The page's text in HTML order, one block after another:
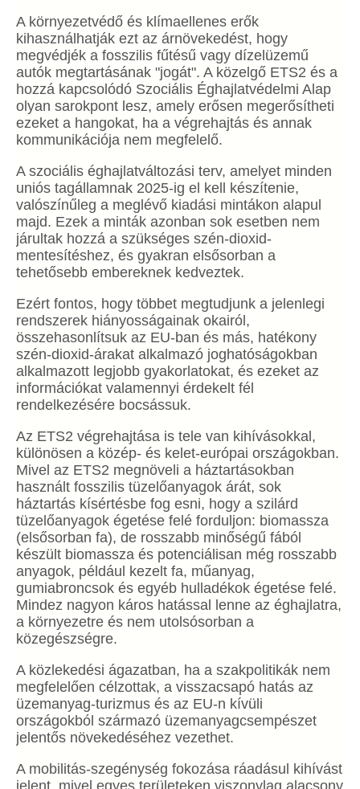
A környezetvédő és klímaellenes erők
kihasználhatják ezt az árnövekedést, hogy
megvédjék a fosszilis fűtésű vagy dízelüzemű
autók megtartásának "jogát". A közelgő ETS2 és a
hozzá kapcsolódó Szociális Éghajlatvédelmi Alap
olyan sarokpont lesz, amely erősen megerősítheti
ezeket a hangokat, ha a végrehajtás és annak
kommunikációja nem megfelelő.
A szociális éghajlatváltozási terv, amelyet minden
uniós tagállamnak 2025-ig el kell készítenie,
valószínűleg a meglévő kiadási mintákon alapul
majd. Ezek a minták azonban sok esetben nem
járultak hozzá a szükséges szén-dioxid-
mentesítéshez, és gyakran elsősorban a
tehetősebb embereknek kedveztek.
Ezért fontos, hogy többet megtudjunk a jelenlegi
rendszerek hiányosságainak okairól,
összehasonlítsuk az EU-ban és más, hatékony
szén-dioxid-árakat alkalmazó joghatóságokban
alkalmazott legjobb gyakorlatokat, és ezeket az
információkat valamennyi érdekelt fél
rendelkezésére bocsássuk.
Az ETS2 végrehajtása is tele van kihívásokkal,
különösen a közép- és kelet-európai országokban.
Mivel az ETS2 megnöveli a háztartásokban
használt fosszilis tüzelőanyagok árát, sok
háztartás kísértésbe fog esni, hogy a szilárd
tüzelőanyagok égetése felé forduljon: biomassza
(elsősorban fa), de rosszabb minőségű fából
készült biomassza és potenciálisan még rosszabb
anyagok, például kezelt fa, műanyag,
gumiabroncsok és egyéb hulladékok égetése felé.
Mindez nagyon káros hatással lenne az éghajlatra,
a környezetre és nem utolsósorban a
közegészségre.
A közlekedési ágazatban, ha a szakpolitikák nem
megfelelően célzottak, a visszacsapó hatás az
üzemanyag-turizmus és az EU-n kívüli
országokból származó üzemanyagcsempészet
jelentős növekedéséhez vezethet.
A mobilitás-szegénység fokozása ráadásul kihívást